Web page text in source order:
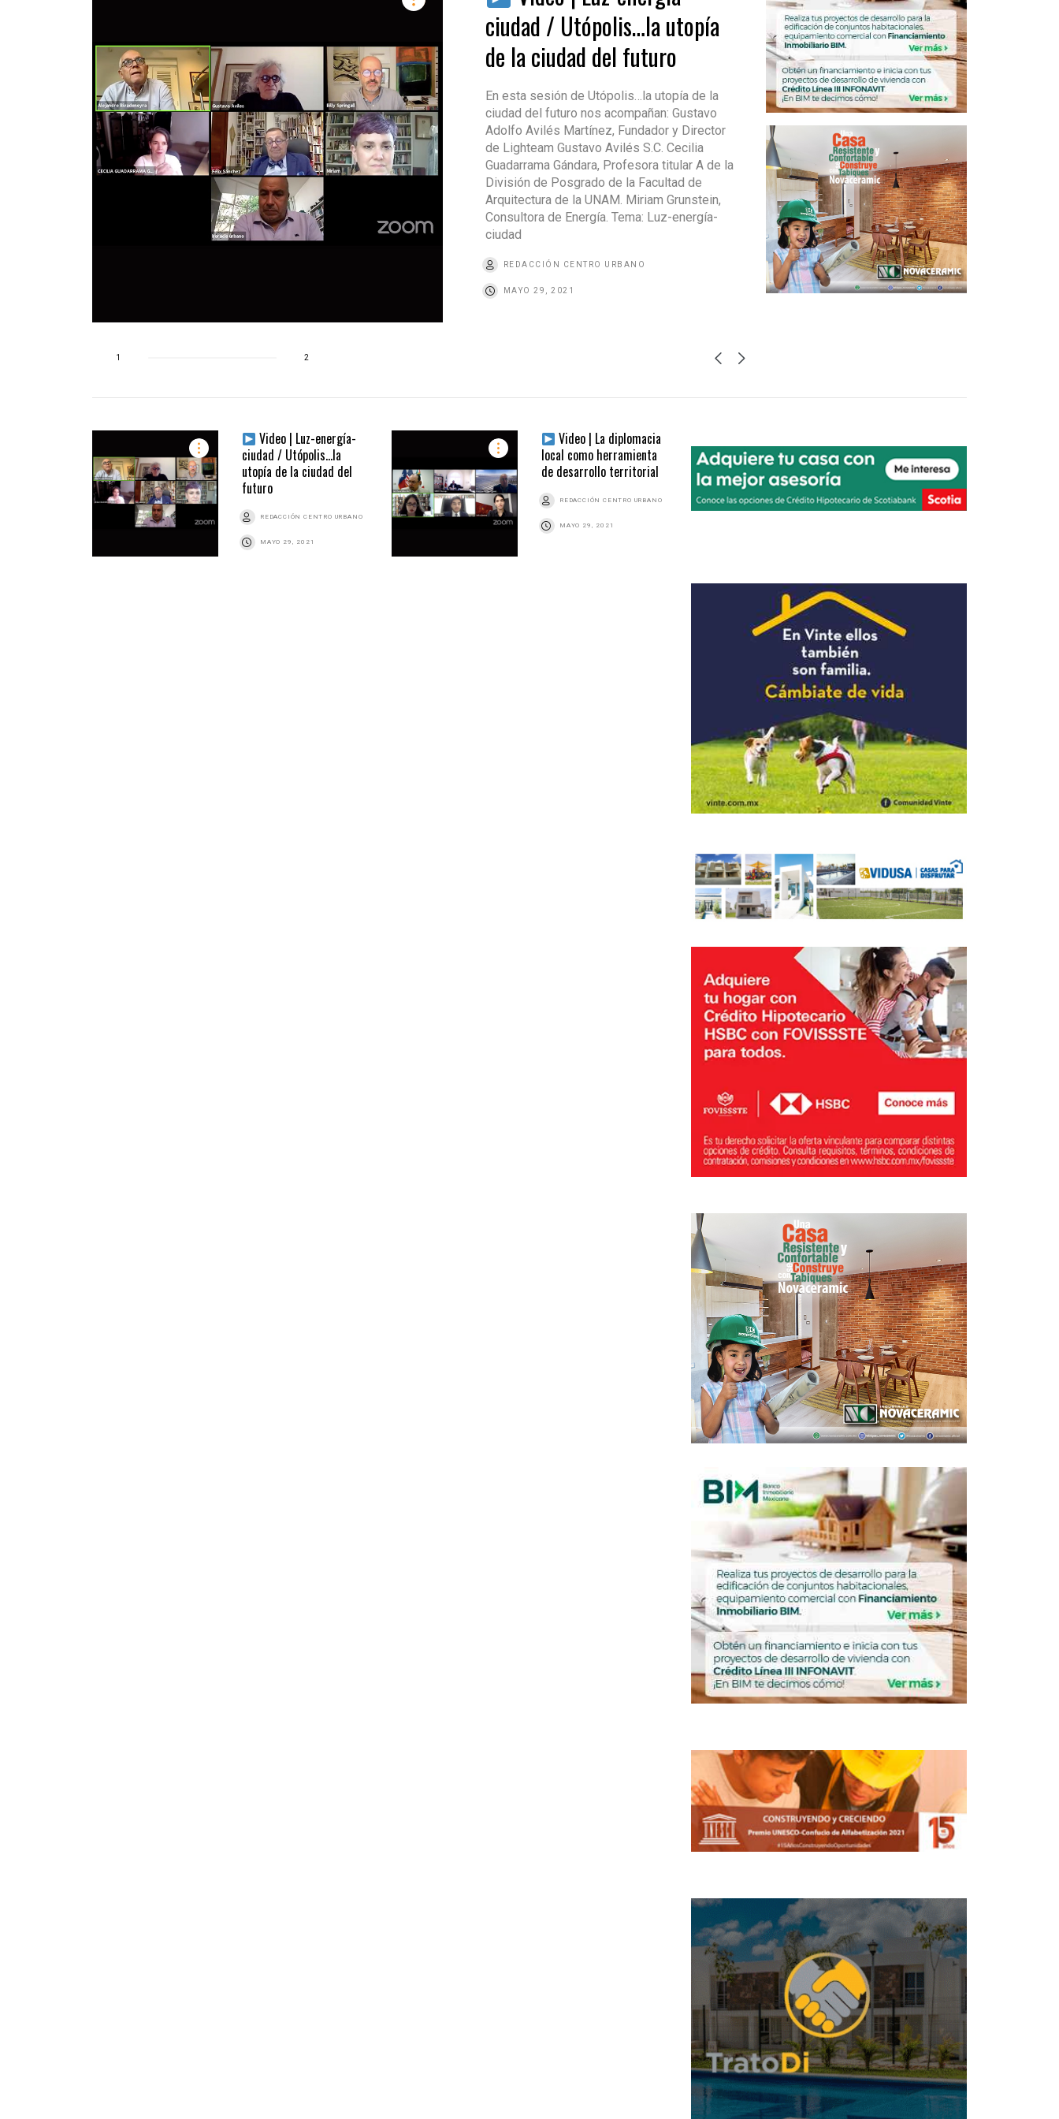
ciudad / Utópolis…la utopía
de la ciudad del futuro
En esta sesión de Utópolis…la utopía de la
ciudad del futuro nos acompañan: Gustavo
Adolfo Avilés Martínez, Fundador y Director
de Lighteam Gustavo Avilés S.C. Cecilia
Guadarrama Gándara, Profesora titular A de la
División de Posgrado de la Facultad de
Arquitectura de la UNAM. Miriam Grunstein,
Consultora de Energía. Tema: Luz-energía-
ciudad
REDACCIÓN CENTRO URBANO
MAYO 29, 2021
1 2
Video | Luz-energía-
ciudad / Utópolis…la
utopía de la ciudad del
futuro
REDACCIÓN CENTRO URBANO
MAYO 29, 2021
Video | La diplomacia
local como herramienta
de desarrollo territorial
REDACCIÓN CENTRO URBANO
MAYO 29, 2021